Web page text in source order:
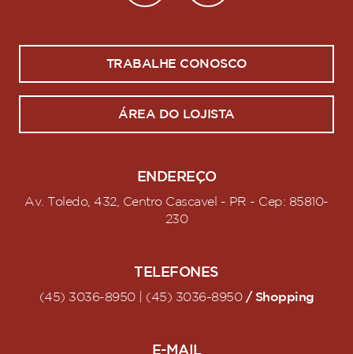
TRABALHE CONOSCO
ÁREA DO LOJISTA
ENDEREÇO
Av. Toledo, 432, Centro Cascavel - PR - Cep: 85810-
230
TELEFONES
(45) 3036-8950 | (45) 3036-8950/ Shopping
E-MAIL